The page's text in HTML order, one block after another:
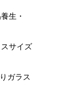
生・
サイズ
ガラス